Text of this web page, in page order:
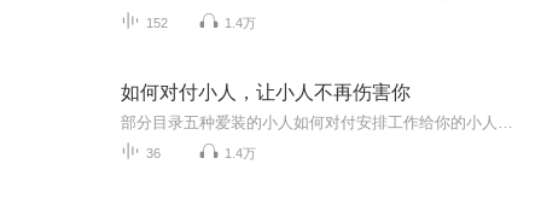
152 1.4万
如何对付小人，让小人不再伤害你
36 1.4万